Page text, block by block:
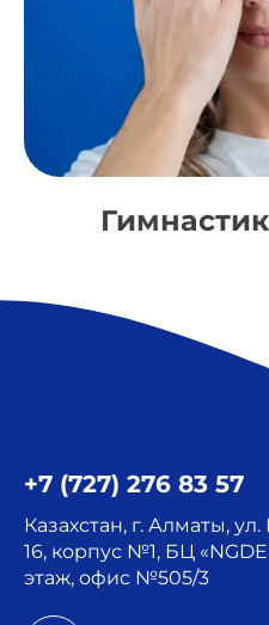
+7 (727) 276 83 57
Казахстан, г. Алматы,
16, корпус №1, БЦ
этаж, офис №505/3